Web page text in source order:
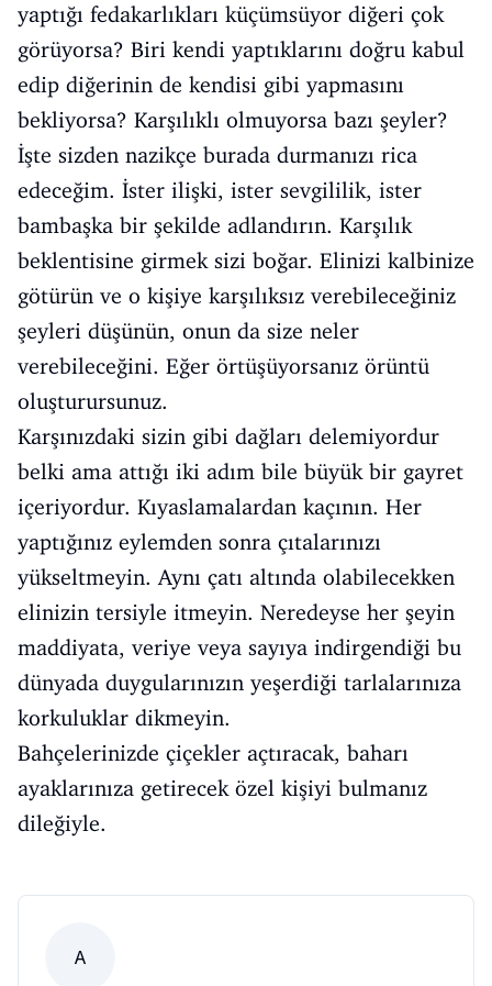
yaptığı fedakarlıkları küçümsüyor diğeri çok
görüyorsa? Biri kendi yaptıklarını doğru kabul
edip diğerinin de kendisi gibi yapmasını
bekliyorsa? Karşılıklı olmuyorsa bazı şeyler?
İşte sizden nazikçe burada durmanızı rica
edeceğim. İster ilişki, ister sevgililik, ister
bambaşka bir şekilde adlandırın. Karşılık
beklentisine girmek sizi boğar. Elinizi kalbinize
götürün ve o kişiye karşılıksız verebileceğiniz
şeyleri düşünün, onun da size neler
verebileceğini. Eğer örtüşüyorsanız örüntü
oluşturursunuz.
Karşınızdaki sizin gibi dağları delemiyordur
belki ama attığı iki adım bile büyük bir gayret
içeriyordur. Kıyaslamalardan kaçının. Her
yaptığınız eylemden sonra çıtalarınızı
yükseltmeyin. Aynı çatı altında olabilecekken
elinizin tersiyle itmeyin. Neredeyse her şeyin
maddiyata, veriye veya sayıya indirgendiği bu
dünyada duygularınızın yeşerdiği tarlalarınıza
korkuluklar dikmeyin.
Bahçelerinizde çiçekler açtıracak, baharı
ayaklarınıza getirecek özel kişiyi bulmanız
dileğiyle.
A